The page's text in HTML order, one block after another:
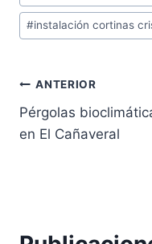
#instalación cortinas
Navegación
de
ANTERIOR
Pérgolas
en El Cañaveral